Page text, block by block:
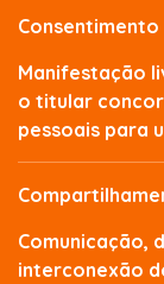
Consentimento
Manifestação
o titular
pessoais para
Comunicação,
interconexão